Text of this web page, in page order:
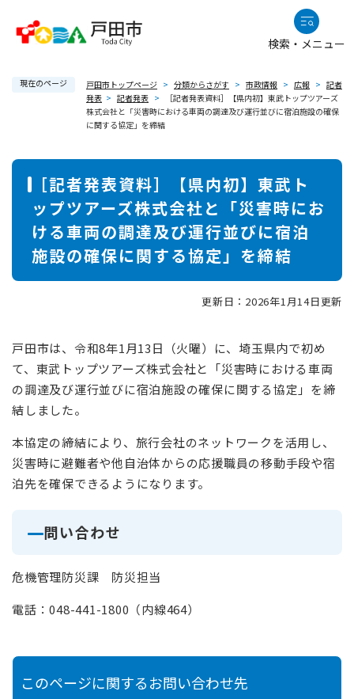
検索・メニュー
現在のページ 戸田市トップページ > 分類からさがす > 市政情報 > 広報 > 記者
発表 > 記者発表 >
［記者発表資料］【県内初】東武トップツアーズ
株式会社と「災害時における車両の調達及び運行並びに宿泊施設の確保
に関する協定」を締結
本
［記者発表資料］【県内初】東武ト
ップツアーズ株式会社と「災害時にお
ける車両の調達及び運行並びに宿泊
施設の確保に関する協定」を締結
更新日：2026年1月14日更新
戸田市は、令和8年1月13日（火曜）に、埼玉県内で初め
て、東武トップツアーズ株式会社と「災害時における車両
の調達及び運行並びに宿泊施設の確保に関する協定」を締
結しました。
本協定の締結により、旅行会社のネットワークを活用し、
災害時に避難者や他自治体からの応援職員の移動手段や宿
泊先を確保できるようになります。
問い合わせ
危機管理防災課 防災担当
電話：048-441-1800（内線464）
このページに関するお問い合わせ先